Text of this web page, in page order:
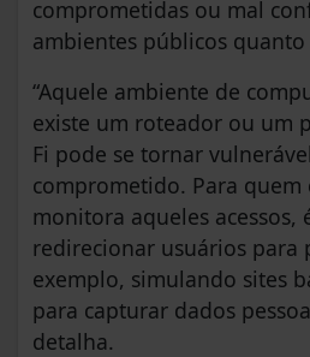
comprometidas ou mal
ambientes públicos
“Aquele ambiente de
existe um roteador ou um
Fi pode se tornar
comprometido. Para quem
monitora aqueles acessos,
redirecionar usuários para
exemplo, simulando sites
para capturar dados
detalha.